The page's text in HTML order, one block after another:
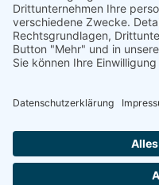
kümmern nicht hilft
Vor über zehn Jahren hat
Unterkrumbach,...
Druckversion| Sitemap